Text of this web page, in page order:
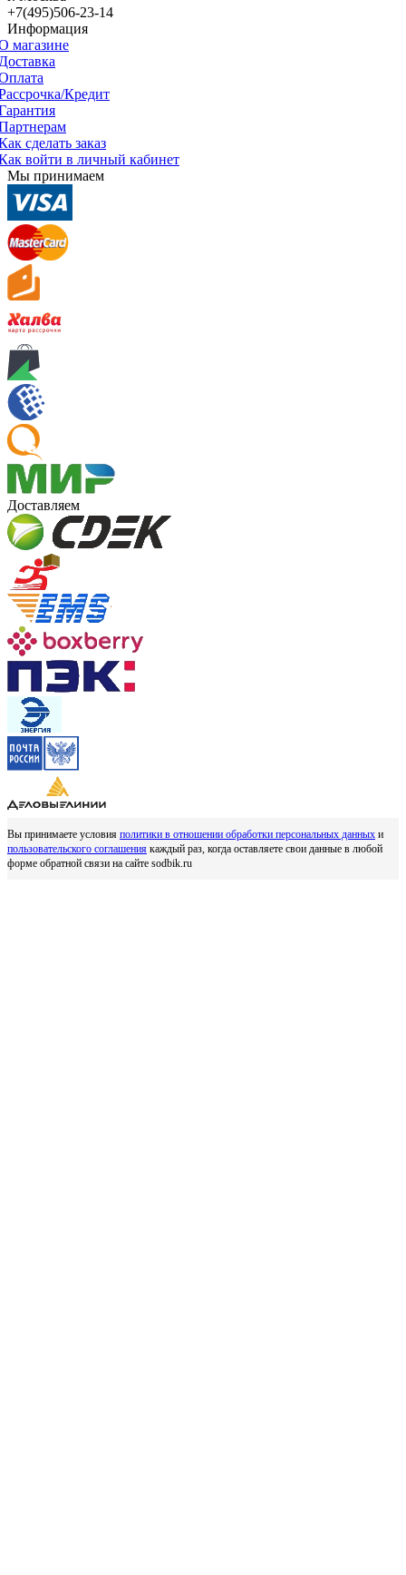
+7(495)506-23-14
Информация
магазине
Кредит
сделать заказ
войти в личный кабинет
Мы принимаем
Доставляем
Вы принимаете условия политики в отношении обработки персональных данных и
пользовательского соглашения каждый раз, когда оставляете свои данные в любой
форме обратной связи на сайте sodbik.ru